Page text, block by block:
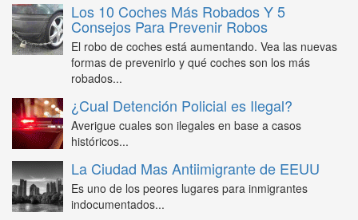
Los 10 Coches Más Robados Y 5
Consejos Para Prevenir Robos
El robo de coches está aumentando. Vea las nuevas
formas de prevenirlo y qué coches son los más
robados...
¿Cual Detención Policial es Ilegal?
Averigue cuales son ilegales en base a casos
históricos...
La Ciudad Mas Antiimigrante de EEUU
Es uno de los peores lugares para inmigrantes
indocumentados...